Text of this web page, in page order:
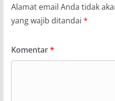
Alamat email Anda tidak
yang wajib ditandai *
Komentar*